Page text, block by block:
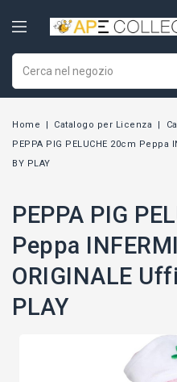
Home Catalogo per Licenza
PEPPA PIG PELUCHE 20cm Peppa
BY PLAY
PEPPA PIG
Peppa
ORIGINALE
PLAY